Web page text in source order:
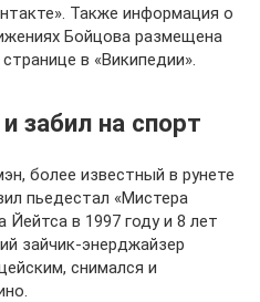
Также информация о
Бойцова размещена
в «Википедии».
забил на спорт
более известный в рунете
пьедестал «Мистера
Йейтса в 1997 году и 8 лет
зайчик-энерджайзер
снимался и